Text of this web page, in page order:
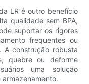
LR é outro benefício
qualidade sem BPA,
suportar os rigores
frequentes ou
A construção robusta
quebre ou deforme
uma solução